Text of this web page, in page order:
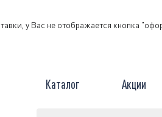
у Вас не отображается кнопка
Каталог Акции